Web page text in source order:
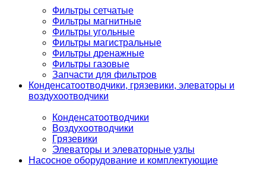
Фильтры сетчатые
Фильтры магнитные
Фильтры угольные
Фильтры магистральные
Фильтры дренажные
Фильтры газовые
Запчасти для фильтров
Конденсатоотводчики, грязевики, элеваторы и
воздухоотводчики
Конденсатоотводчики
Воздухоотводчики
Грязевики
Элеваторы и элеваторные узлы
Насосное оборудование и комплектующие